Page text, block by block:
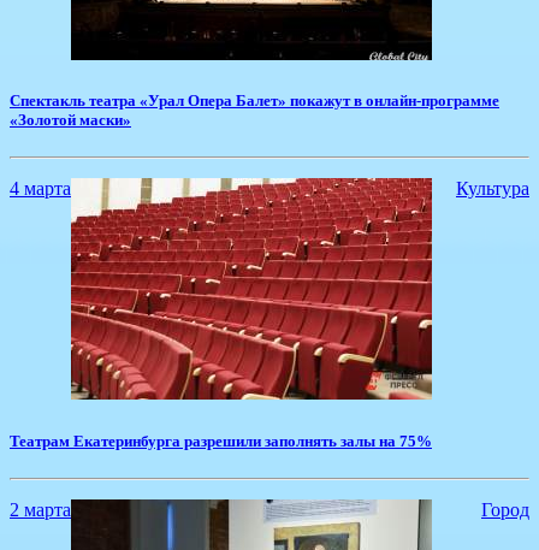
​Спектакль театра «Урал Опера Балет» покажут в онлайн-программе
«Золотой маски»
4 марта Культура
​Театрам Екатеринбурга разрешили заполнять залы на 75%
2 марта Город